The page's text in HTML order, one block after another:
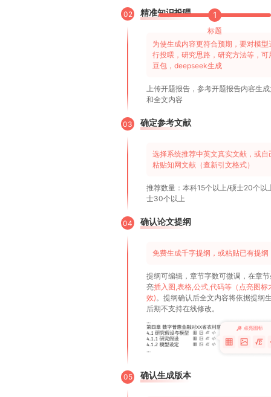
02 精准知识投喂
为使生成内容更符合预期，要对模型
行投喂，研究思路，研究方法等，可
豆包，deepseek生成
上传开题报告，参考开题报告内容生
和全文内容
03 确定参考文献
选择系统推荐中英文真实文献，或自
粘贴知网文献（查新引文格式）
推荐数量：本科15个以上/硕士20个以
士30个以上
04 确认论文提纲
免费生成千字提纲，或粘贴已有提纲
提纲可编辑，章节字数可微调，在章
亮插入图,表格,公式,代码等（点亮图标
效)。提纲确认后全文内容将依据提纲
后期不支持在线修改。
05 确认生成版本
1
标题